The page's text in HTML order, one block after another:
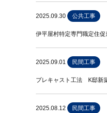
2025.09.30 公共工事
伊平屋村特定専門職定住
2025.09.01 民間工事
プレキャスト工法 K邸
2025.08.12 民間工事